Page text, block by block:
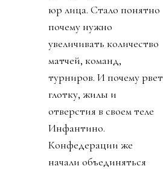
юр лица. Стало понятно
почему нужно
увеличивать количество
матчей, команд,
турниров. И почему рвет
глотку, жилы и
отверстия в своем теле
Инфантино.
Конфедерации же
начали объединяться